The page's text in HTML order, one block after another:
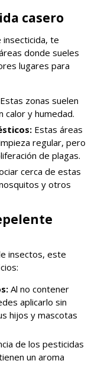
casero
te
donde sueles
lugares para
Estas zonas suelen
calor y humedad.
Estas áreas
regular, pero
de plagas.
cerca de estas
y otros
insectos, este
Al no contener
aplicarlo sin
hijos y mascotas
de los pesticidas
un aroma